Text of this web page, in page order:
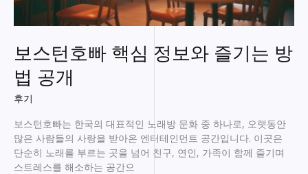
보스턴호빠 핵심 정보와 즐기는 방
법 공개
후기
보스턴호빠는 한국의 대표적인 노래방 문화 중 하나로, 오랫동안
많은 사람들의 사랑을 받아온 엔터테인먼트 공간입니다. 이곳은
단순히 노래를 부르는 곳을 넘어 친구, 연인, 가족이 함께 즐기며
스트레스를 해소하는 공간으